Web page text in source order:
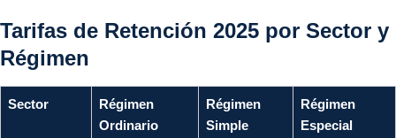
Tarifas de Retención 2025 por Sector y
Régimen
Sector
Régimen
Ordinario
Régimen
Simple
Régimen
Especial